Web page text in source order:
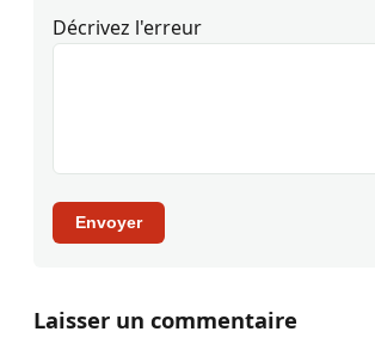
Décrivez l'erreur
Envoyer
Laisser un commentaire